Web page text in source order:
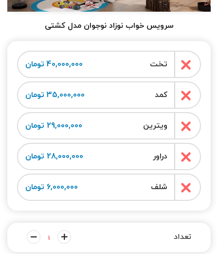
سرویس خواب نوزاد نوجوان مدل کشتی
تخت 40,000,000 تومان
کمد 35,000,000 تومان
ویترین 29,000,000 تومان
دراور 28,000,000 تومان
شلف 6,000,000 تومان